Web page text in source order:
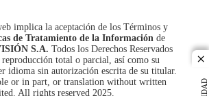
implica la aceptación de los Términos y
de Tratamiento de la Información de
S.A. Todos los Derechos Reservados
total o parcial, así como su
idioma sin autorización escrita de su titular.
or in part, or translation without written
All rights reserved 2025.